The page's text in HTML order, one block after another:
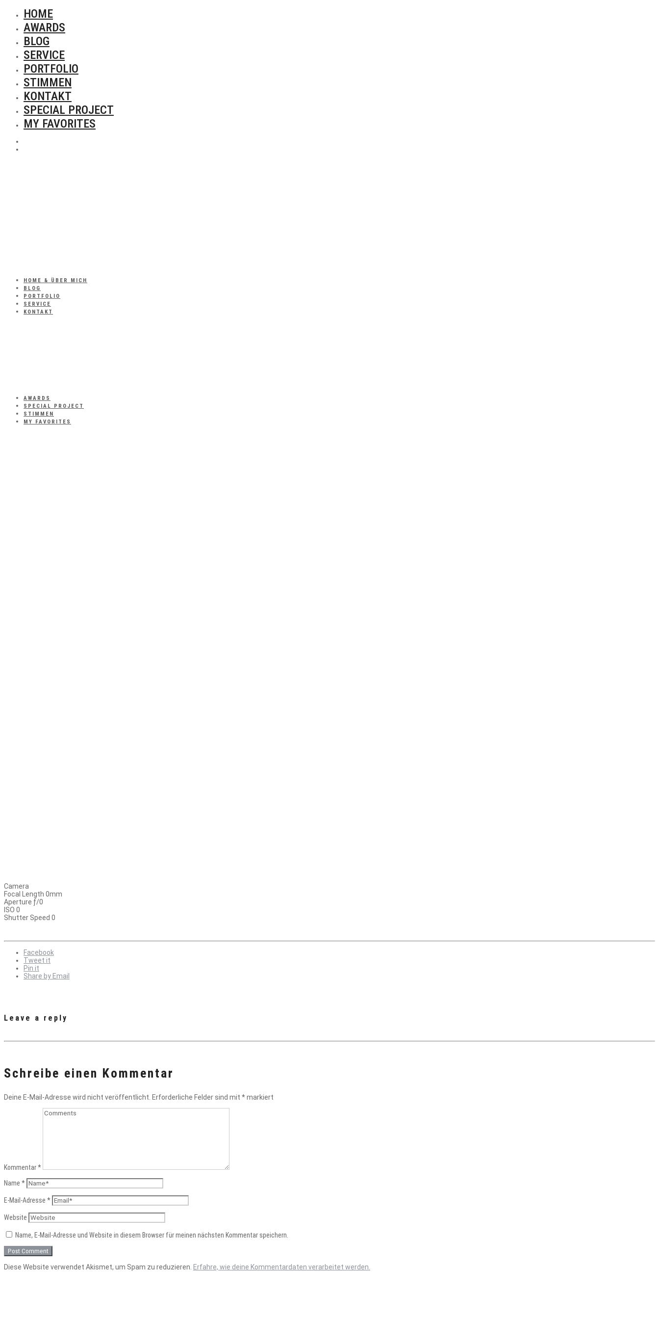
HOME
AWARDS
BLOG
SERVICE
PORTFOLIO
STIMMEN
KONTAKT
SPECIAL PROJECT
MY FAVORITES
HOME & ÜBER MICH
BLOG
PORTFOLIO
SERVICE
KONTAKT
AWARDS
SPECIAL PROJECT
STIMMEN
MY FAVORITES
Camera
Focal Length 0mm
Aperture ƒ/0
ISO 0
Shutter Speed 0
Facebook
Tweet it
Pin it
Share by Email
Leave a reply
Schreibe einen Kommentar
Deine E-Mail-Adresse wird nicht veröffentlicht. Erforderliche Felder sind mit *markiert
Kommentar*
Name *
E-Mail-Adresse *
Website
Name, E-Mail-Adresse und Website in diesem Browser für meinen nächsten Kommentar speichern.
Diese Website verwendet Akismet, um Spam zu reduzieren. Erfahre, wie deine Kommentardaten verarbeitet werden.